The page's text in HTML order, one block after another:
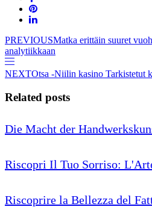
PREVIOUSMatka erittäin suuret
analytiikkaan
NEXTOtsa -Niilin kasino Tarkistetut
Related posts
Die Macht der
Riscopri Il Tuo Sorriso:
Riscoprire la Bellezza del